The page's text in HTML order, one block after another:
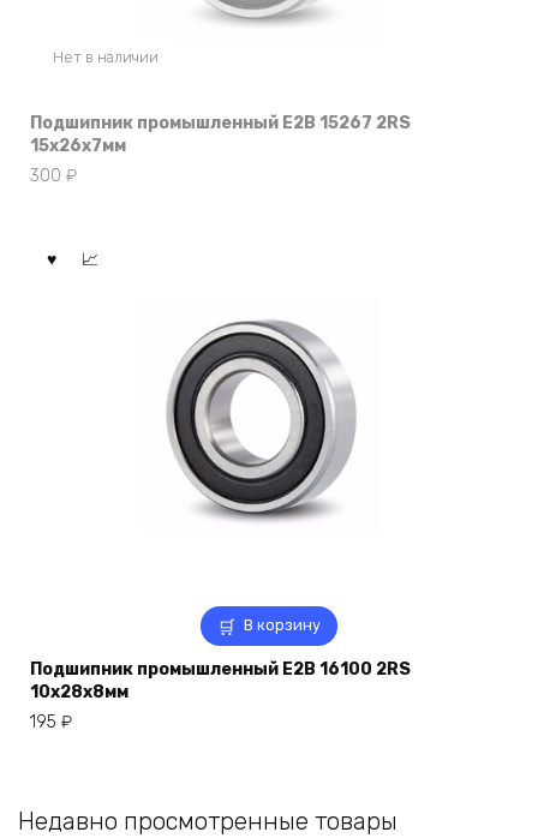
Нет в наличии
Подшипник промышленный E2B 15267 2RS
15x26x7мм
300 ₽
В корзину
Подшипник промышленный E2B 16100 2RS
10x28x8мм
195 ₽
Недавно просмотренные товары